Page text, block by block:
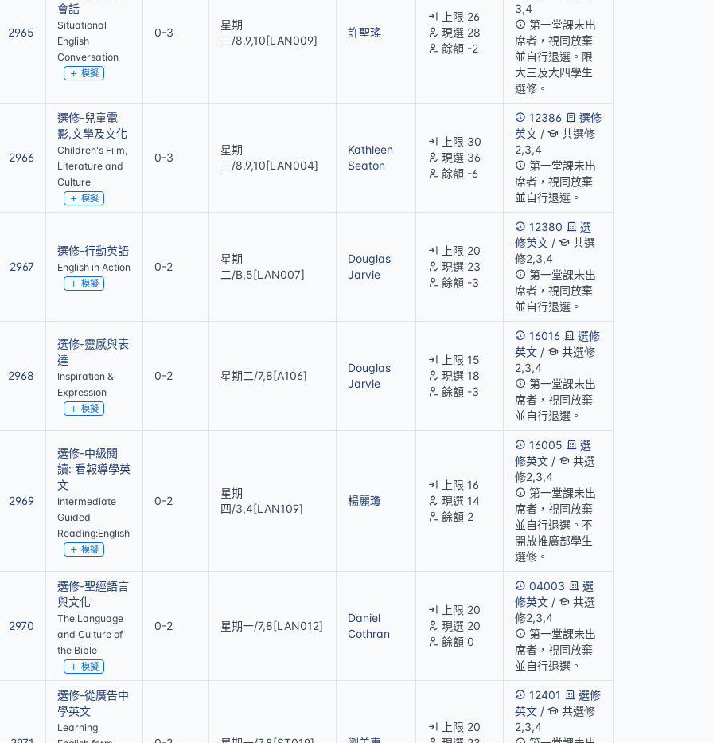
2965
會話
Situational
English
Conversation
模擬
0-3
星期
三/8,9,10[LAN009]
許聖瑤
上限 26
現選 28
餘額 -2
3,4
第一堂課未出
席者，視同放棄
並自行退選。限
大三及大四學生
選修。
2966
選修-兒童電
影,文學及文化
Children's Film,
Literature and
Culture
模擬
0-3
星期
三/8,9,10[LAN004]
Kathleen
Seaton
上限 30
現選 36
餘額 -6
12386
選修
英文/
共選修
2,3,4
第一堂課未出
席者，視同放棄
並自行退選。
2967
選修-行動英語
English in Action
模擬
0-2
星期
二/B,5[LAN007]
Douglas
Jarvie
上限 20
現選 23
餘額 -3
12380
選
修英文/
共選
修2,3,4
第一堂課未出
席者，視同放棄
並自行退選。
2968
選修-靈感與表
達
Inspiration &
Expression
模擬
0-2 星期二/7,8[A106]
Douglas
Jarvie
上限 15
現選 18
餘額 -3
16016
選修
英文/
共選修
2,3,4
第一堂課未出
席者，視同放棄
並自行退選。
2969
選修-中級閱
讀: 看報導學英
文
Intermediate
Guided
Reading:English
模擬
0-2
星期
四/3,4[LAN109]
楊麗瓊
上限 16
現選 14
餘額 2
16005
選
修英文/
共選
修2,3,4
第一堂課未出
席者，視同放棄
並自行退選。不
開放推廣部學生
選修。
2970
選修-聖經語言
與文化
The Language
and Culture of
the Bible
模擬
0-2 星期一/7,8[LAN012]
Daniel
Cothran
上限 20
現選 20
餘額 0
04003
選
修英文/
共選
修2,3,4
第一堂課未出
席者，視同放棄
並自行退選。
選修-從廣告中
學英文
Learning
上限 20
12401
選修
英文/
共選修
2,3,4